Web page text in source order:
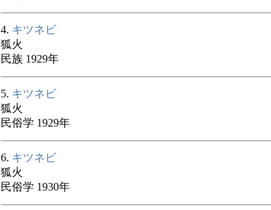
4. キツネビ
狐火
民族 1929年
5. キツネビ
狐火
民俗学 1929年
6. キツネビ
狐火
民俗学 1930年